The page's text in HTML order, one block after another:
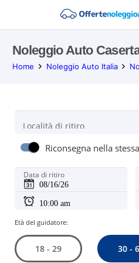
Noleggio Auto
Home Noleggio Auto Italia
Località di ritiro
Riconsegna nella
Data di ritiro
Età del guidatore:
18 - 29 30 -